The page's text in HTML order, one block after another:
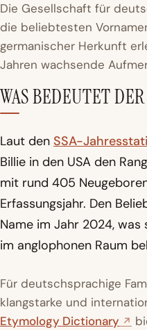
Die Gesellschaft für
die beliebtesten
germanischer Herkunft
Jahren wachsende
WAS BEDEUTET
Laut den SSA-
Billie in den USA den
mit rund 405
Erfassungsjahr. Den
Name im Jahr 2024,
im anglophonen Raum
Für deutschsprachige
klangstarke und
Etymology Dictionary